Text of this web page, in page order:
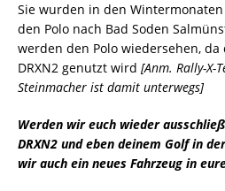
Sie wurden in den
den Polo nach Bad Soden
werden den Polo wiedersehen,
DRXN2 genutzt wird [Anm. Rally-X-
Steinmacher ist damit unterwegs]
Werden wir euch wieder
DRXN2 und eben deinem Golf in
wir auch ein neues Fahrzeug in